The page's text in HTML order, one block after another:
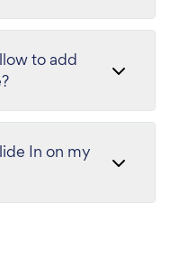
to add
In on my